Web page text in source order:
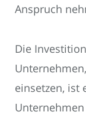
Anspruch
Die
einsetzen, ist